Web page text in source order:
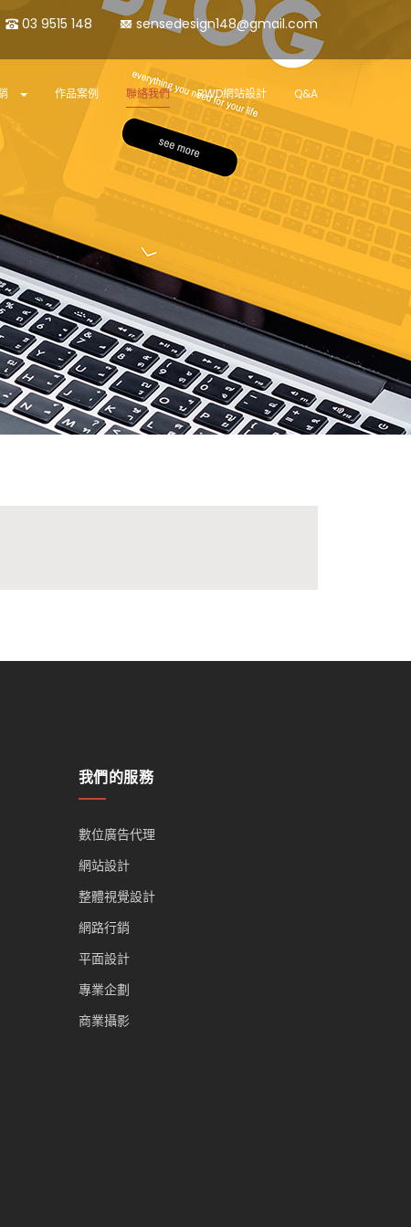
03 9515 148 sensedesign148@gmail.com
作品案例 聯絡我們 RWD網站設計 Q&A
我們的服務
數位廣告代理
網站設計
整體視覺設計
網路行銷
平面設計
專業企劃
商業攝影